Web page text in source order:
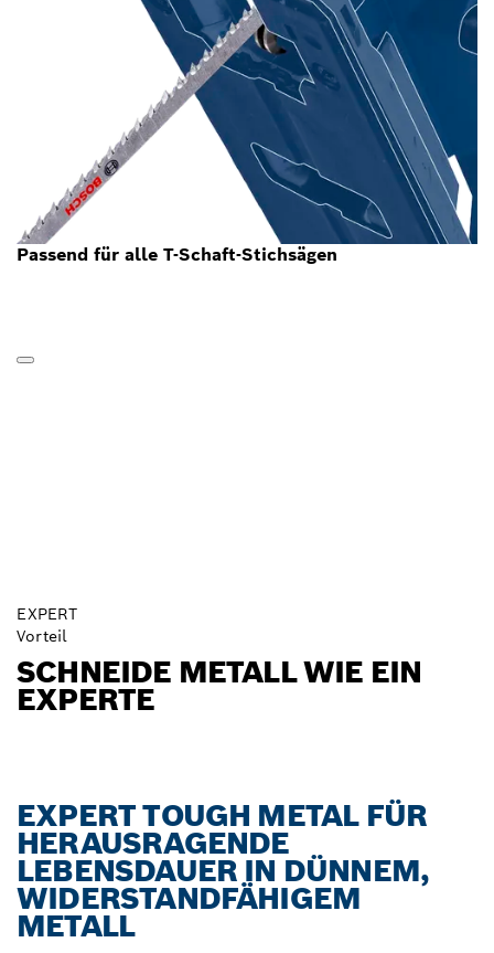
Passend für alle T-Schaft-Stichsägen
EXPERT
Vorteil
SCHNEIDE METALL WIE EIN
EXPERTE
EXPERT TOUGH METAL FÜR
HERAUSRAGENDE
LEBENSDAUER IN DÜNNEM,
WIDERSTANDFÄHIGEM
METALL